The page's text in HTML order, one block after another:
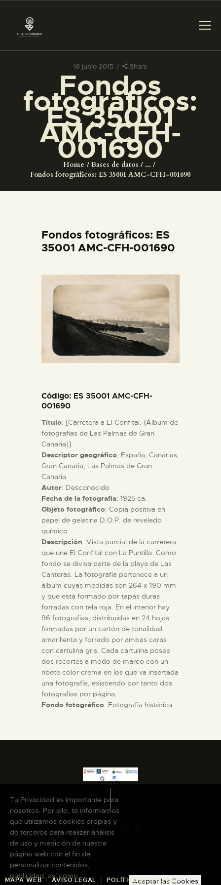
16 junio 2015 Share
Fondos
fotográficos:
ES 35001
AMC-CFH-
001690
Home Bases de datos
...
Fondos fotográficos: ES 35001 AMC-CFH-001690
PREPARAR LA VISITA
ACTIVIDADES
█
EL MUSEO
DIDÁCTICA
PREPARAR LA VISITA
ACTIVIDADES
█
COLECCIONES
DIDÁCTICA
ESPAÑOL
Fondos fotográficos: ES
35001 AMC-CFH-001690
Código: ES 35001 AMC-CFH-
001690
Título: [Carretera a El Confital. (Álbum de
fotografías de Las Palmas de Gran
Canaria)].
Descriptor geográfico: España, Canarias,
Gran Canaria, Las Palmas de Gran
Canaria.
Autor: Desconocido
Fecha de la fotografía: 1925 ca.
Objeto fotográfico: Copia positiva en
papel de gelatina D.O.P. de revelado
químico
Descripción: Vista parcial de la carretera
que une El Confital con La Puntilla. Como
fondo se divisa parte de la playa de Las
Canteras. La fotografía pertenece a un
álbum cuyas medidas son 264 x 190 mm
y que está formado por tapas duras
forradas con tela roja. En el interior hay
96 fotografías, distribuidas en 24 hojas
formadas por un cartón de tonalidad
amarillenta y forrado por ambas caras
con cartulina gris. Cada cartulina posee
dos recortes a modo de marco con un
ribete color crema en los que va insertada
una fotografía, existiendo por tanto dos
fotografías por página.
Fondo fotográfico: Fotografía histórica
MAPA WEB AVISO LEGAL POLÍTICA DE COOKIES
Tu Privacidad es importante para
nosotros. Por ello, te informamos
que utilizamos cookies propias y
de terceros para realizar análisis
de uso y medición de nuestra
página web con el fin de
personalizar contenidos,
publicidad, así como
Aceptar las Cookies